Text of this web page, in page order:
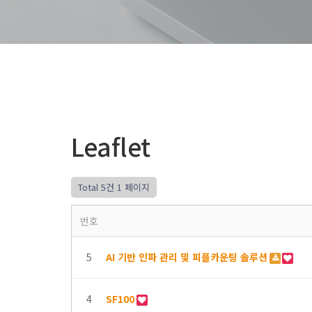
Leaflet
Total 5건 1 페이지
번호
5 AI 기반 인파 관리 및 피플카운팅 솔루션
4 SF100